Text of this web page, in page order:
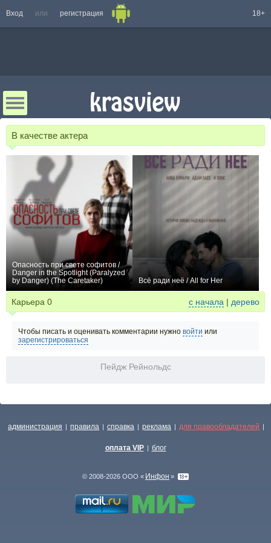
Вход или регистрация 18+
В качестве актера
Опасность при свете софитов /
Danger in the Spotlight (Paralyzed
by Danger) (The Caretaker)
Всё ради неё / All for Her
Карьера 0 с начала | дерево
Чтобы писать и оценивать комментарии нужно войти или
зарегистрироваться
Пейдж Рейнольдс
администрация | правила | справка | реклама | для правообладателей |
оплата VIP | блог
© 2008-2026 ООО « Инфон »